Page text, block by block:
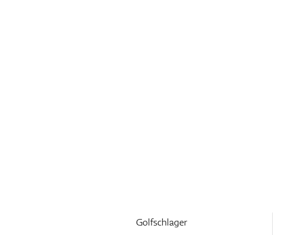
Golfschlager